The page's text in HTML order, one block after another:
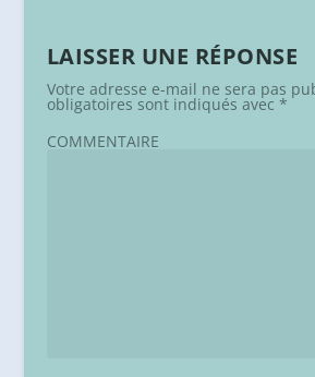
LAISSER UNE RÉPONSE
Votre adresse e-mail ne sera pas
obligatoires sont indiqués avec *
COMMENTAIRE